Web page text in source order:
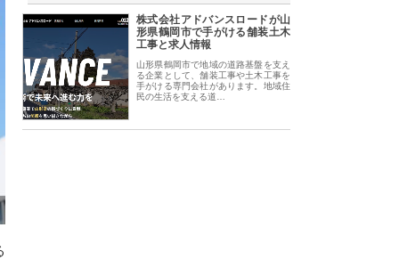
株式会社アドバンスロードが山
形県鶴岡市で手がける舗装土木
工事と求人情報
山形県鶴岡市で地域の道路基盤を支え
る企業として、舗装工事や土木工事を
手がける専門会社があります。地域住
民の生活を支える道…